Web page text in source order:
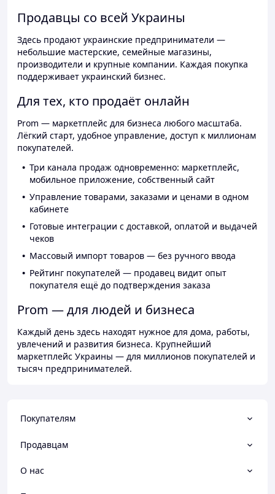
Продавцы со всей Украины
Здесь продают украинские предприниматели —
небольшие мастерские, семейные магазины,
производители и крупные компании. Каждая покупка
поддерживает украинский бизнес.
Для тех, кто продаёт онлайн
Prom — маркетплейс для бизнеса любого масштаба.
Лёгкий старт, удобное управление, доступ к миллионам
покупателей.
Три канала продаж одновременно: маркетплейс,
мобильное приложение, собственный сайт
Управление товарами, заказами и ценами в одном
кабинете
Готовые интеграции с доставкой, оплатой и выдачей
чеков
Массовый импорт товаров — без ручного ввода
Рейтинг покупателей — продавец видит опыт
покупателя ещё до подтверждения заказа
Prom — для людей и бизнеса
Каждый день здесь находят нужное для дома, работы,
увлечений и развития бизнеса. Крупнейший
маркетплейс Украины — для миллионов покупателей и
тысяч предпринимателей.
Покупателям
Продавцам
О нас